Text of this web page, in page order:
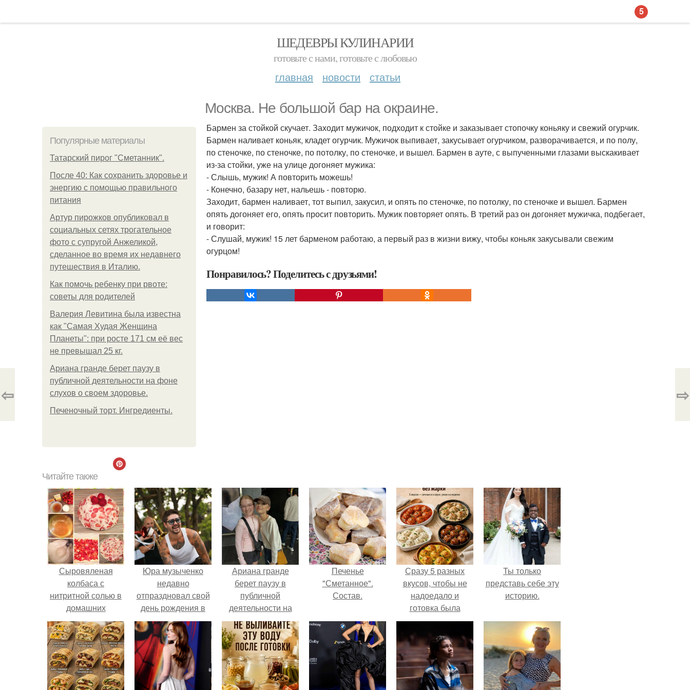
ШЕДЕВРЫ КУЛИНАРИИ
готовьте с нами, готовьте с любовью
главная новости статьи
Москва. Не большой бар на окраине.
Популярные материалы
Татарский пирог "Сметанник".
После 40: Как сохранить здоровье и
энергию с помощью правильного
питания
Артур пирожков опубликовал в
социальных сетях трогательное
фото с супругой Анжеликой,
сделанное во время их недавнего
путешествия в Италию.
Как помочь ребенку при рвоте:
советы для родителей
Валерия Левитина была известна
как "Самая Худая Женщина
Планеты": при росте 171 см её вес
не превышал 25 кг.
Ариана гранде берет паузу в
публичной деятельности на фоне
слухов о своем здоровье.
Печеночный торт. Ингредиенты.
Бармен за стойкой скучает. Заходит мужичок, подходит к стойке и заказывает стопочку коньяку и свежий огурчик.
Бармен наливает коньяк, кладет огурчик. Мужичок выпивает, закусывает огурчиком, разворачивается, и по полу,
по стеночке, по стеночке, по потолку, по стеночке, и вышел. Бармен в ауте, с выпученными глазами выскакивает
из-за стойки, уже на улице догоняет мужика:
- Слышь, мужик! А повторить можешь!
- Конечно, базару нет, нальешь - повторю.
Заходит, бармен наливает, тот выпил, закусил, и опять по стеночке, по потолку, по стеночке и вышел. Бармен
опять догоняет его, опять просит повторить. Мужик повторяет опять. В третий раз он догоняет мужичка, подбегает,
и говорит:
- Слушай, мужик! 15 лет барменом работаю, а первый раз в жизни вижу, чтобы коньяк закусывали свежим
огурцом!
Понравилось? Поделитесь с друзьями!
⇦ ⇨
Читайте также
Сыровяленая
колбаса с
нитритной солью в
домашних
условиях. Мы
готовим сами:
сыровяленая
домашняя колбаса.
Юра музыченко
недавно
отпраздновал свой
день рождения в
кругу самых
близких и родных
людей.
Ариана гранде
берет паузу в
публичной
деятельности на
фоне слухов о
своем здоровье.
Печенье
"Сметанное".
Состав.
Сразу 5 разных
вкусов, чтобы не
надоедало и
готовка была
проще.
Ты только
представь себе эту
историю.
5